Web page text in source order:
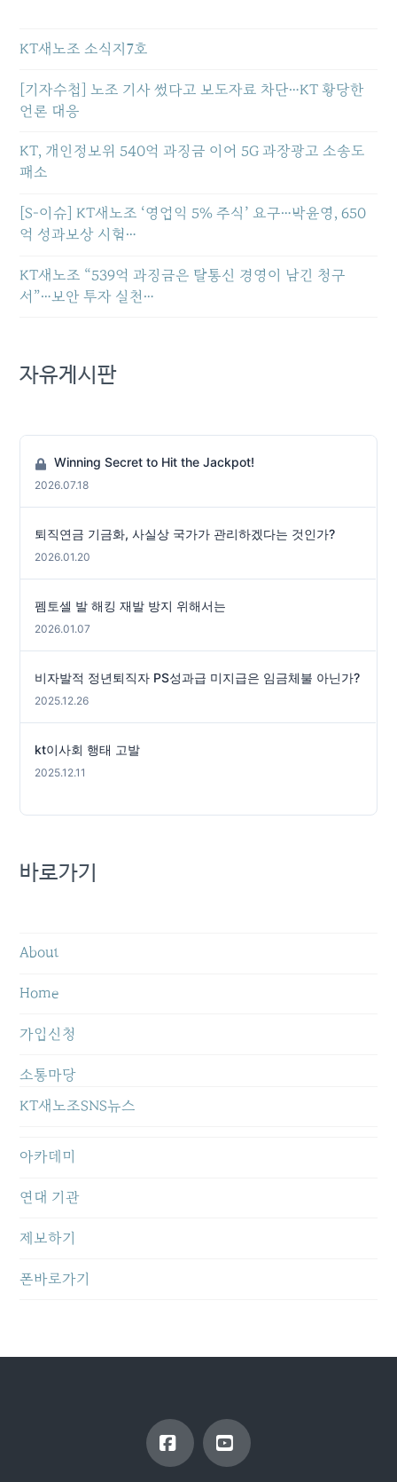
KT새노조 소식지7호
[기자수첩] 노조 기사 썼다고 보도자료 차단…KT 황당한
언론 대응
KT, 개인정보위 540억 과징금 이어 5G 과장광고 소송도
패소
[S-이슈] KT새노조 ‘영업익 5% 주식’ 요구…박윤영, 650
억 성과보상 시험…
KT새노조 “539억 과징금은 탈통신 경영이 남긴 청구
서”…보안 투자 실천…
자유게시판
Winning Secret to Hit the Jackpot!
2026.07.18
퇴직연금 기금화, 사실상 국가가 관리하겠다는 것인가?
2026.01.20
펨토셀 발 해킹 재발 방지 위해서는
2026.01.07
비자발적 정년퇴직자 PS성과급 미지급은 임금체불 아닌가?
2025.12.26
kt이사회 행태 고발
2025.12.11
바로가기
About
Home
가입신청
소통마당
KT새노조SNS뉴스
아카데미
연대 기관
제보하기
폰바로가기